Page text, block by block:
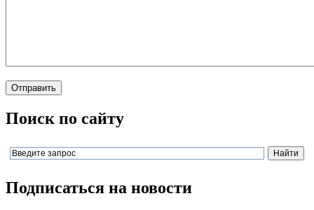
Поиск по сайту
Подписаться на новости